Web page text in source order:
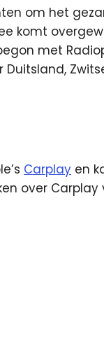
om het
komt
met
Carplay en
over Carplay